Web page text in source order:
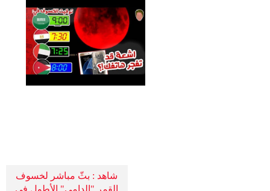
شاهد : بثّ مباشر لخسوف
القمر "الدامي" الأطول في